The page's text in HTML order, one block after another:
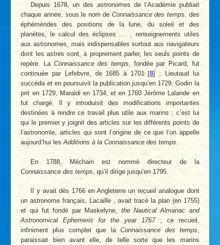
Depuis 1678, un des astronomes de l’Académie publiait
chaque année, sous le nom de Connaissance des temps, des
éphémérides des positions de la lune, du soleil et des
planètes, le calcul des éclipses .... , renseignements utiles
aux astronomes, mais indispensables surtout aux navigateurs
dont les astres sont, à proprement parler, les seuls points de
repère. La Connaissance des temps, fondée par Picard, fut
continuée par Lefebvre, de 1685 à 1701[8] ; Lieutaud lui
succéda et en poursuivit la publication jusqu’en 1729. Godin la
prit en 1729, Maraldi en 1734, et en 1760 Jérôme Lalande en
fut chargé. Il y introduisit des modifications importantes
destinées à rendre ce travail plus utile aux marins ; c’est lui
qui le premier y joignit des articles sur les différents points de
l’astronomie, articles qui sont l’origine de ce que l’on appelle
aujourd’hui lesAdditions à la Connaissance des temps.
En 1788, Méchain est nommé directeur de la
Connaissance des temps, qu’il dirige jusqu’en 1795.
Il y avait dès 1766 en Angleterre un recueil analogue dont
un astronome français, Lacaille , avait tracé la plan (en 1755)
et qui fut fondé par Maskelyne, the Nautical Almanac and
Astronomical Ephemeris for the year 1767; ce recueil,
infiniment plus complet que laConnaissance des temps,
paraissait bien avant elle, de telle sorte que les marins